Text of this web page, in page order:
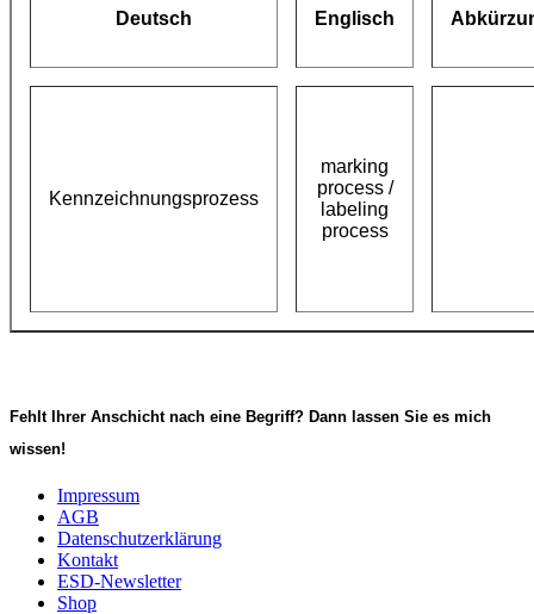
Deutsch Englisch
Kennzeichnungsprozess
marking
process /
labeling
process
Fehlt Ihrer Anschicht nach eine Begriff? Dann lassen Sie es mich
wissen!
Impressum
AGB
Datenschutzerklärung
Kontakt
ESD-Newsletter
Shop